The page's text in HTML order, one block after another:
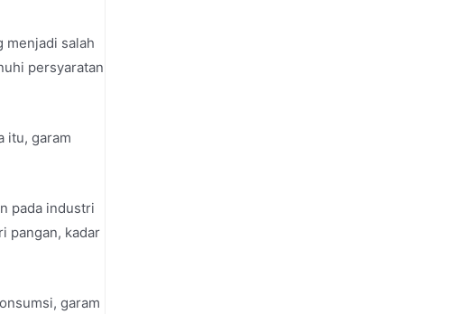
menjadi salah
persyaratan
itu, garam
pada industri
pangan, kadar
garam